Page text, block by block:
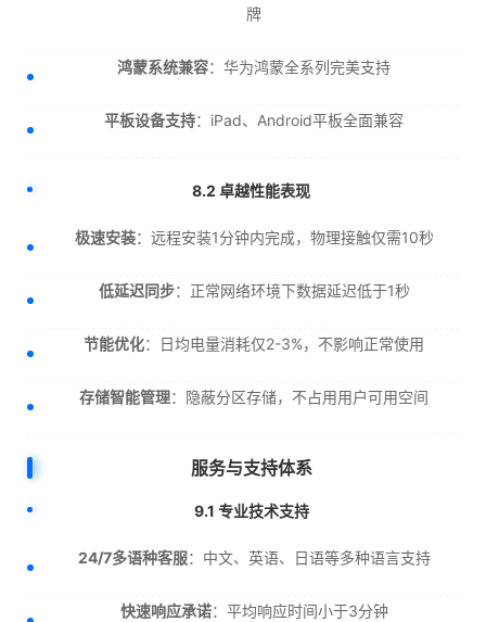
牌
鸿蒙系统兼容：华为鸿蒙全系列完美支持
平板设备支持：iPad、Android平板全面兼容
8.2 卓越性能表现
极速安装：远程安装1分钟内完成，物理接触仅需10秒
低延迟同步：正常网络环境下数据延迟低于1秒
节能优化：日均电量消耗仅2-3%，不影响正常使用
存储智能管理：隐蔽分区存储，不占用用户可用空间
服务与支持体系
9.1 专业技术支持
24/7多语种客服：中文、英语、日语等多种语言支持
快速响应承诺：平均响应时间小于3分钟